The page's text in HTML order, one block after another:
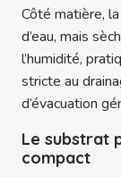
Côté matière,
d’eau, mais
l’humidité,
stricte au
d’évacuation
Le substrat
compact